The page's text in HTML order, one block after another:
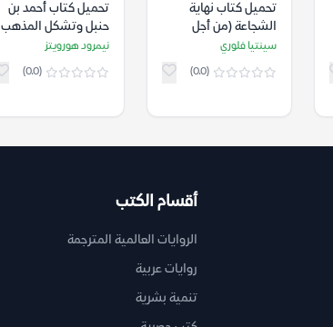
تحميل كتاب نهاية
الشجاعة (من أجل
استعادة فضيلة
ديمقراطية) – سينتيا
فلوري
سينتيا فلوري
(0.0)
تحميل كتاب أحمد بن
حنبل وتشكل المذهب
الحنبلي – نيمرود
نيمرود هورويتز
(0.0)
أقسام الكتب
الروايات العالمية المترجمة
روايات عربية
تنمية بشرية